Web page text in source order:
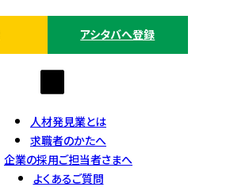
アシタバへ登録
人材発見業とは
求職者のかたへ
企業の採用ご担当者さまへ
よくあるご質問